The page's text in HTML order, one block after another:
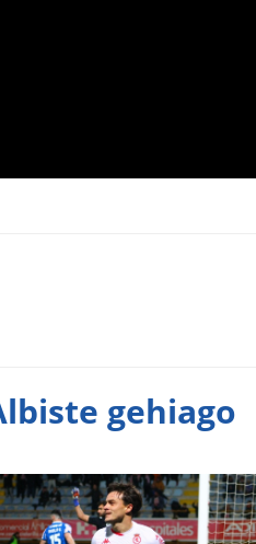
gehiago